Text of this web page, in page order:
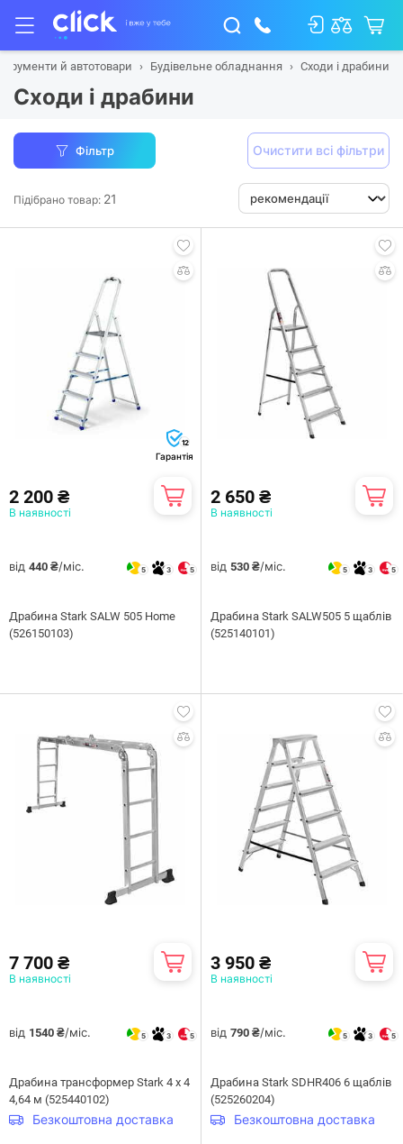
й автотовари Будівельне обладнання Сходи і драбини
Сходи і драбини
Фільтр Очистити всі фільтри
Підібрано товар: 21
12
Гарантія
2 200 ₴
В наявності
від 440 ₴/міс. 5 3 5
Драбина Stark SALW 505 Home
(526150103)
2 650 ₴
В наявності
від 530 ₴/міс. 5 3 5
Драбина Stark SALW505 5 щаблів
(525140101)
7 700 ₴
В наявності
від 1540 ₴/міс. 5 3 5
Драбина трансформер Stark 4 х 4
4,64 м (525440102)
Безкоштовна доставка
3 950 ₴
В наявності
від 790 ₴/міс. 5 3 5
Драбина Stark SDHR406 6 щаблів
(525260204)
Безкоштовна доставка